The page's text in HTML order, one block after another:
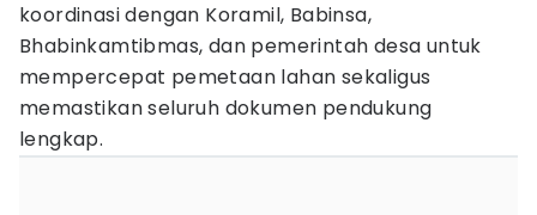
koordinasi dengan Koramil, Babinsa,
Bhabinkamtibmas, dan pemerintah desa untuk
mempercepat pemetaan lahan sekaligus
memastikan seluruh dokumen pendukung
lengkap.